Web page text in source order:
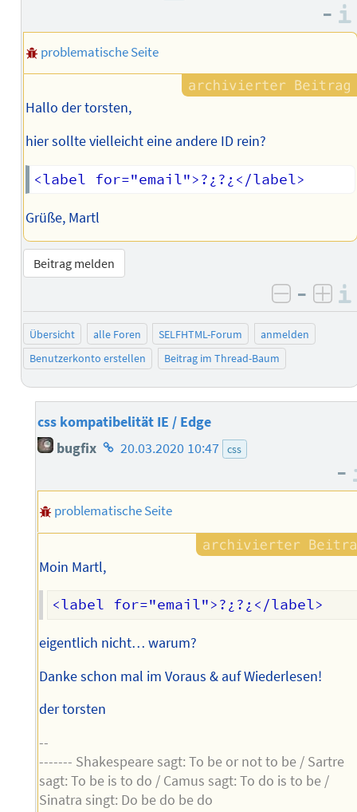
–
problematische Seite
Hallo der torsten,
hier sollte vielleicht eine andere ID rein?
Grüße, Martl
Beitrag melden
negativ
–
Übersicht alle Foren SELFHTML-Forum
anmelden
Benutzerkonto erstellen
Beitrag im Thread-Baum
css kompatibelität IE / Edge
bugfix Homepage
Autors
20.03.2020 10:47 css
–
problematische Seite
Moin Martl,
eigentlich nicht… warum?
Danke schon mal im Voraus & auf Wiederlesen!
der torsten
--
------- Shakespeare sagt: To be or not to be / Sartre
sagt: To be is to do / Camus sagt: To do is to be /
Sinatra singt: Do be do be do